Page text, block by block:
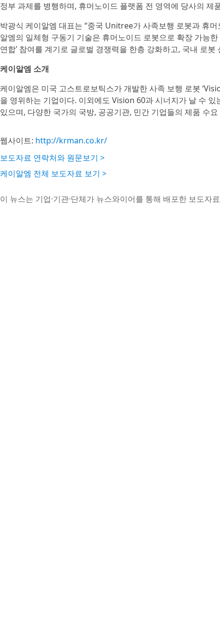
정부 과제를 병행하며, 휴머노이드 플랫폼 전 영역에 당사의 제
박광식 케이알엠 대표는 “중국 Unitree가 사족보행 로봇과 휴
알엠의 일체형 구동기 기술은 휴머노이드 로봇으로 확장 가능
연합’ 참여를 계기로 글로벌 경쟁력을 한층 강화하고, 국내 로
케이알엠 소개
케이알엠은 미국 고스트로보틱스가 개발한 사족 보행 로봇
을 영위하는 기업이다. 이외에도 Vision 60과 시너지가 날 수
있으며, 다양한 국가의 국방, 공공기관, 민간 기업들의 제품 수
웹사이트: http://krman.co.kr/
보도자료 연락처와 원문보기 >
케이알엠 전체 보도자료 보기 >
이 뉴스는 기업·기관·단체가 뉴스와이어를 통해 배포한 보도자